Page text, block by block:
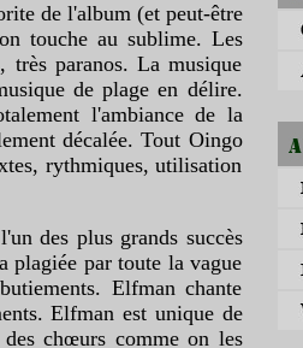
de l'album (et peut-être
touche au sublime. Les
très paranos. La musique
de plage en délire.
l'ambiance de la
décalée. Tout Oingo
rythmiques, utilisation
des plus grands succès
plagiée par toute la vague
Elfman chante
Elfman est unique de
chœurs comme on les